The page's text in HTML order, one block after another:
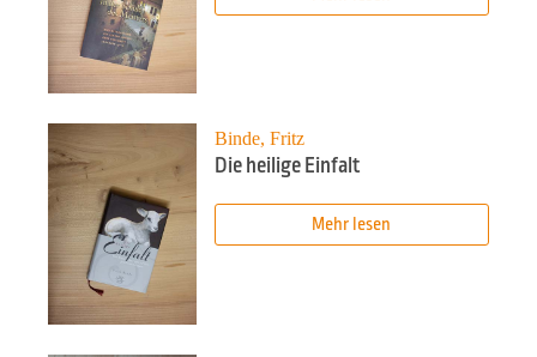
Binde, Fritz
Die heilige Einfalt
Mehr lesen